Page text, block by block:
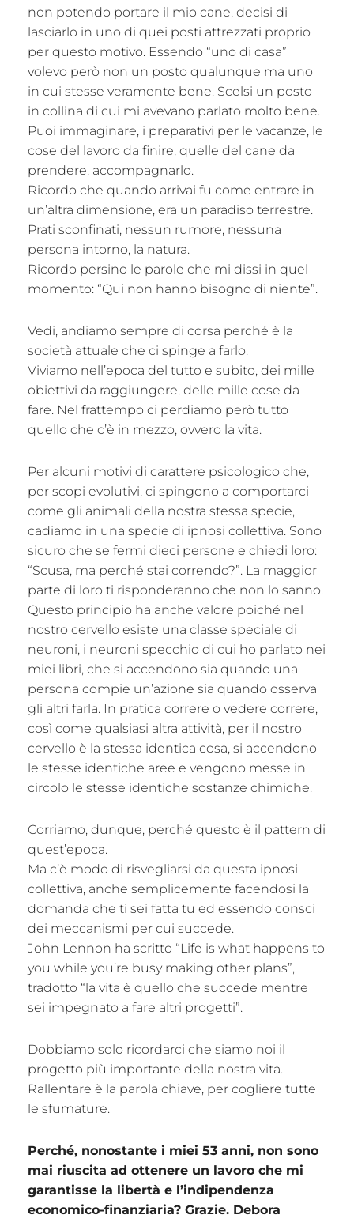
non potendo portare il mio cane, decisi di
lasciarlo in uno di quei posti attrezzati proprio
per questo motivo. Essendo “uno di casa”
volevo però non un posto qualunque ma uno
in cui stesse veramente bene. Scelsi un posto
in collina di cui mi avevano parlato molto bene.
Puoi immaginare, i preparativi per le vacanze, le
cose del lavoro da finire, quelle del cane da
prendere, accompagnarlo.
Ricordo che quando arrivai fu come entrare in
un’altra dimensione, era un paradiso terrestre.
Prati sconfinati, nessun rumore, nessuna
persona intorno, la natura.
Ricordo persino le parole che mi dissi in quel
momento: “Qui non hanno bisogno di niente”.
Vedi, andiamo sempre di corsa perché è la
società attuale che ci spinge a farlo.
Viviamo nell’epoca del tutto e subito, dei mille
obiettivi da raggiungere, delle mille cose da
fare. Nel frattempo ci perdiamo però tutto
quello che c’è in mezzo, ovvero la vita.
Per alcuni motivi di carattere psicologico che,
per scopi evolutivi, ci spingono a comportarci
come gli animali della nostra stessa specie,
cadiamo in una specie di ipnosi collettiva. Sono
sicuro che se fermi dieci persone e chiedi loro:
“Scusa, ma perché stai correndo?”. La maggior
parte di loro ti risponderanno che non lo sanno.
Questo principio ha anche valore poiché nel
nostro cervello esiste una classe speciale di
neuroni, i neuroni specchio di cui ho parlato nei
miei libri, che si accendono sia quando una
persona compie un’azione sia quando osserva
gli altri farla. In pratica correre o vedere correre,
così come qualsiasi altra attività, per il nostro
cervello è la stessa identica cosa, si accendono
le stesse identiche aree e vengono messe in
circolo le stesse identiche sostanze chimiche.
Corriamo, dunque, perché questo è il pattern di
quest’epoca.
Ma c’è modo di risvegliarsi da questa ipnosi
collettiva, anche semplicemente facendosi la
domanda che ti sei fatta tu ed essendo consci
dei meccanismi per cui succede.
John Lennon ha scritto “Life is what happens to
you while you’re busy making other plans”,
tradotto “la vita è quello che succede mentre
sei impegnato a fare altri progetti”.
Dobbiamo solo ricordarci che siamo noi il
progetto più importante della nostra vita.
Rallentare è la parola chiave, per cogliere tutte
le sfumature.
Perché, nonostante i miei 53 anni, non sono
mai riuscita ad ottenere un lavoro che mi
garantisse la libertà e l’indipendenza
economico-finanziaria? Grazie. Debora